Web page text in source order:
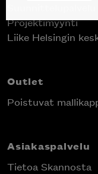
Projektimyynti
Liike Helsingin
Outlet
Poistuvat
Asiakaspalvelu
Tietoa Skannosta
Inspiroidu